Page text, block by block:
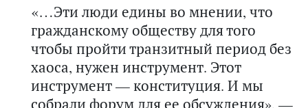
«…Эти люди едины во мнении, что
гражданскому обществу для того
чтобы пройти транзитный период без
хаоса, нужен инструмент. Этот
инструмент — конституция. И мы
собрали форум для ее обсуждения», —